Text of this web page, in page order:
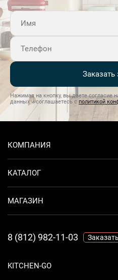
Нажимая на кнопку, вы даете согласие
данных и соглашаетесь с политикой
KITCHEN-GO
КОМПАНИЯ
КАТАЛОГ
МАГАЗИН
8 (812) 982-11-03